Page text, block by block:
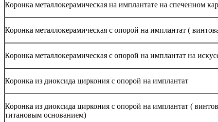
Коронка металлокерамическая на имплантате на спеченном
Коронка металлокерамическая с опорой на имплантат (
Коронка металлокерамическая с опорой на имплантат на
Коронка из диоксида циркония с опорой на имплантат
Коронка из диоксида циркония с опорой на имплантат (
титановым основанием)